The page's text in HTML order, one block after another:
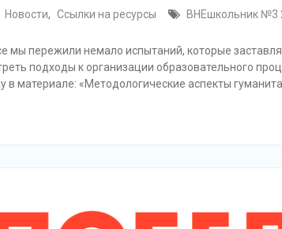
Новости, Ссылки на ресурсы ВНЕшкольник №3
мы пережили немало испытаний, которые
подходы к организации образовательного
в материале: «Методологические аспекты